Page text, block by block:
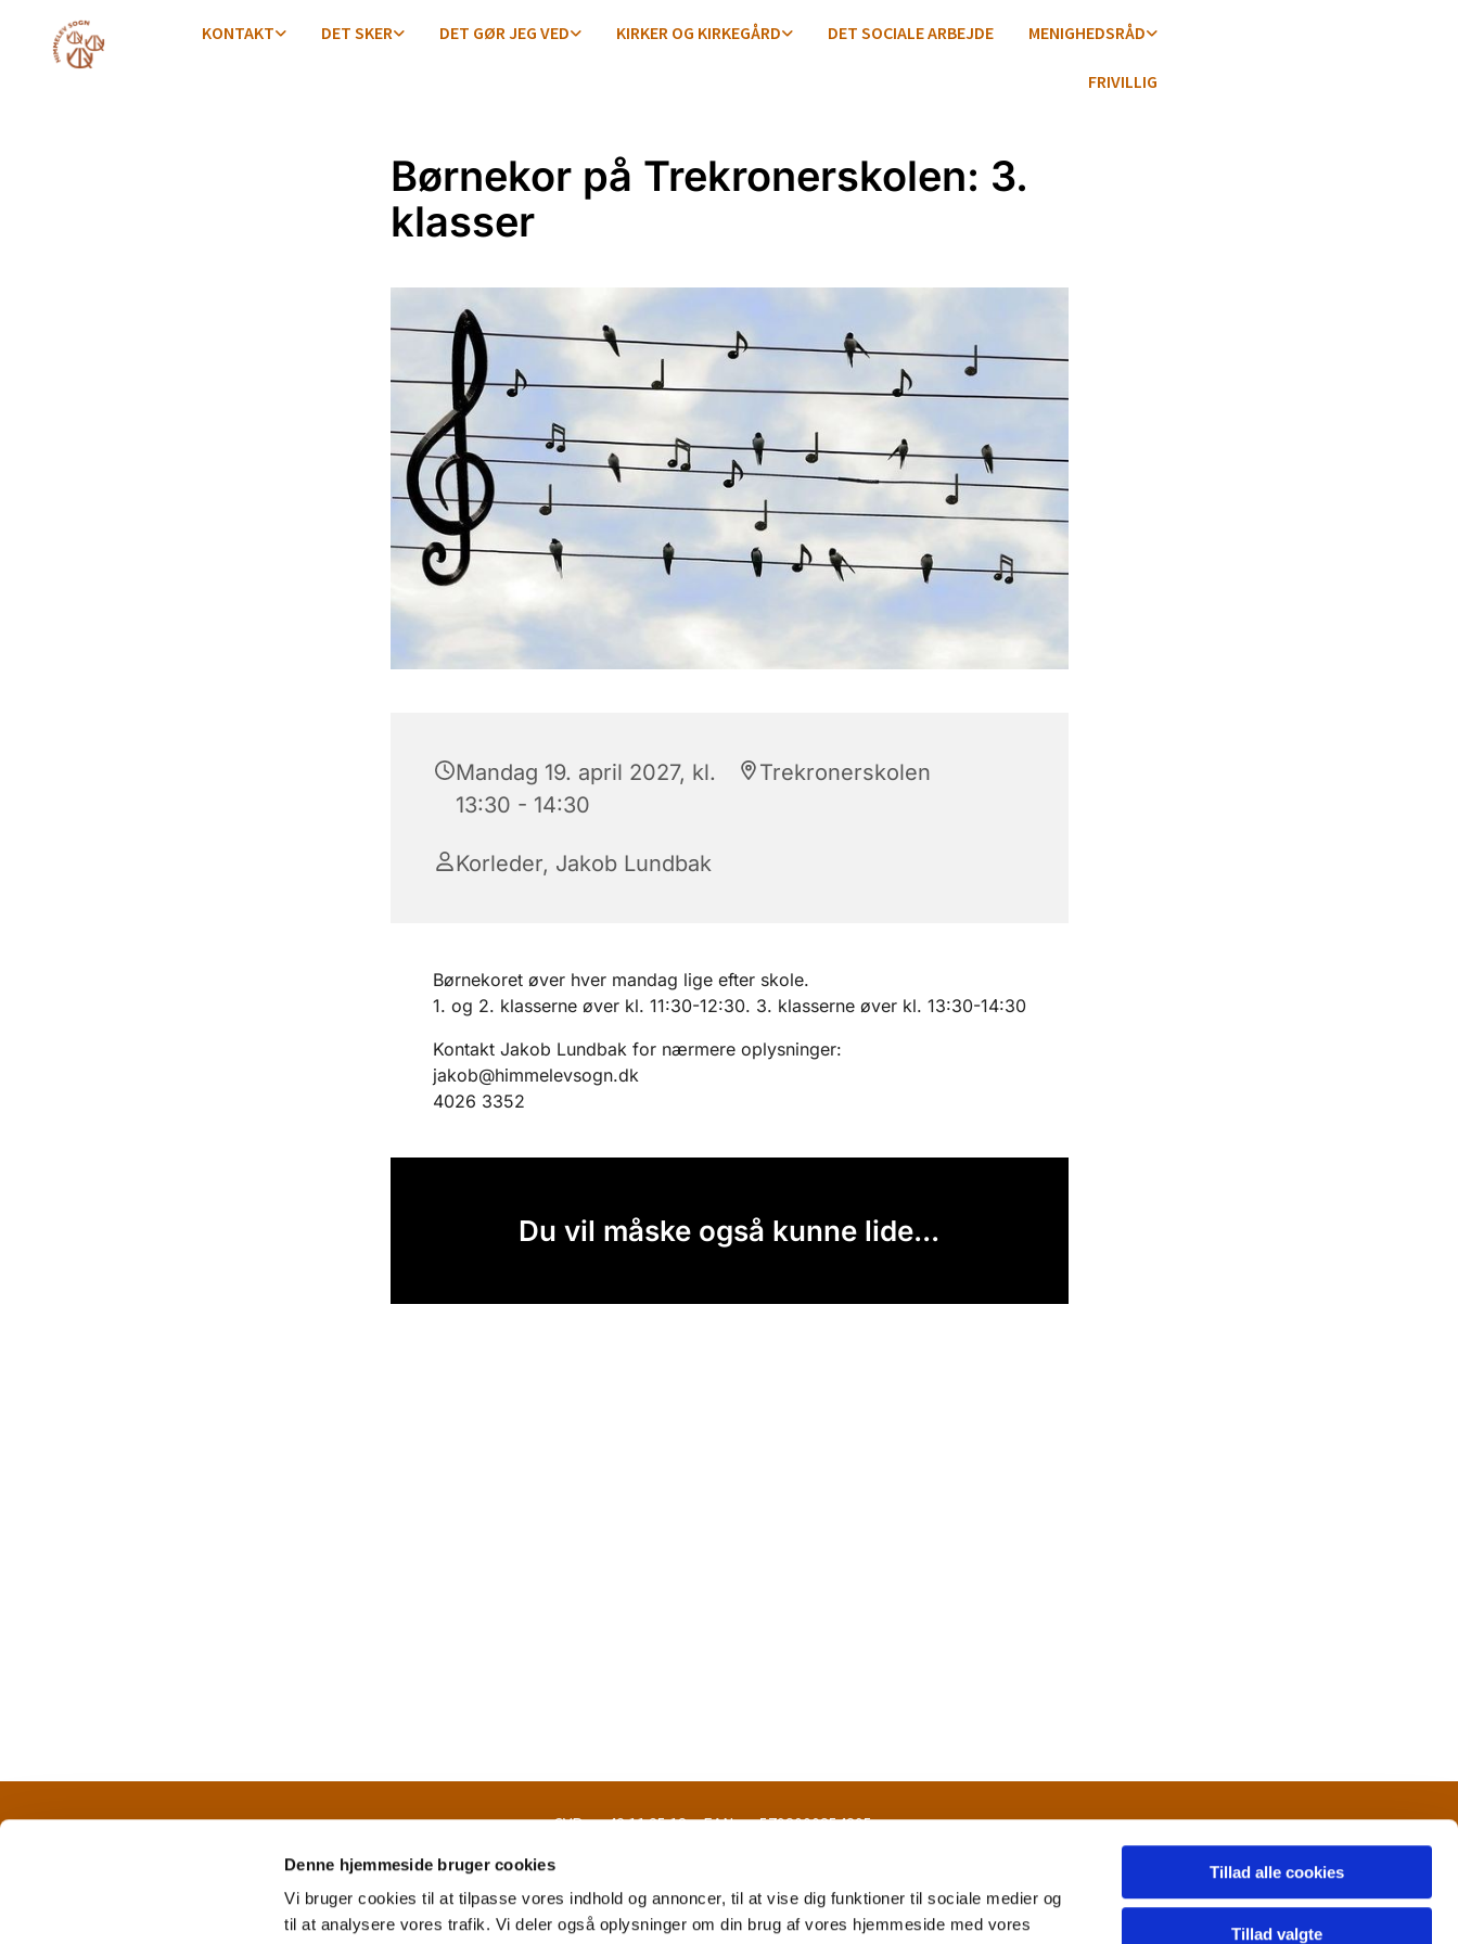
Denne hjemmeside bruger cookies
Vi bruger cookies til at tilpasse vores indhold og annoncer, til at vise dig funktioner til sociale medier og
til at analysere vores trafik. Vi deler også oplysninger om din brug af vores hjemmeside med vores
Tillad alle cookies
Tillad valgte
KONTAKT DET SKER DET GØR JEG VED KIRKER OG KIRKEGÅRD DET SOCIALE ARBEJDE MENIGHEDSRÅD
FRIVILLIG
Børnekor på Trekronerskolen: 3.
klasser
Mandag 19. april 2027, kl.
13:30 - 14:30
Trekronerskolen
Korleder, Jakob Lundbak
Børnekoret øver hver mandag lige efter skole.
1. og 2. klasserne øver kl. 11:30-12:30. 3. klasserne øver kl. 13:30-14:30
Kontakt Jakob Lundbak for nærmere oplysninger:
jakob@himmelevsogn.dk
4026 3352
Du vil måske også kunne lide...
CVR nr. 42 11 25 18 - EAN nr. 5798000854895